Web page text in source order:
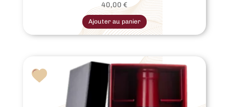
40,00€
Ajouter au panier